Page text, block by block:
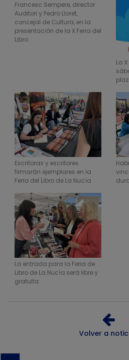
Francesc Sempere, director
Auditori y Pedro Lloret,
concejal de Cultura, en la
presentación de la X Feria del
Libro
La
Escritoras y escritores
firmarán ejemplares en la
Feria del Libro de La Nucía
La entrada para la Feria de
Libro de La Nucía será libre y
gratuita
Volver a